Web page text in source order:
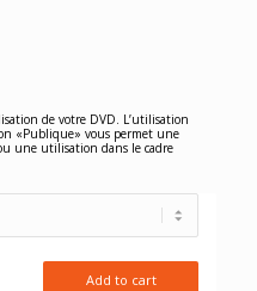
de votre DVD. L’utilisation
«Publique» vous permet une
une utilisation dans le cadre
Add to cart